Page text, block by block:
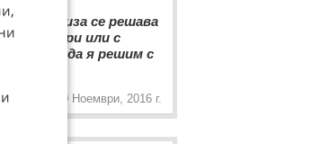
криза се решава
- с избори или с
боже, да я решим с
10 Ноември, 2016 г.